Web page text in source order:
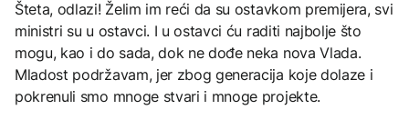
Šteta, odlazi! Želim im reći da su ostavkom premijera, svi
ministri su u ostavci. I u ostavci ću raditi najbolje što
mogu, kao i do sada, dok ne dođe neka nova Vlada.
Mladost podržavam, jer zbog generacija koje dolaze i
pokrenuli smo mnoge stvari i mnoge projekte.